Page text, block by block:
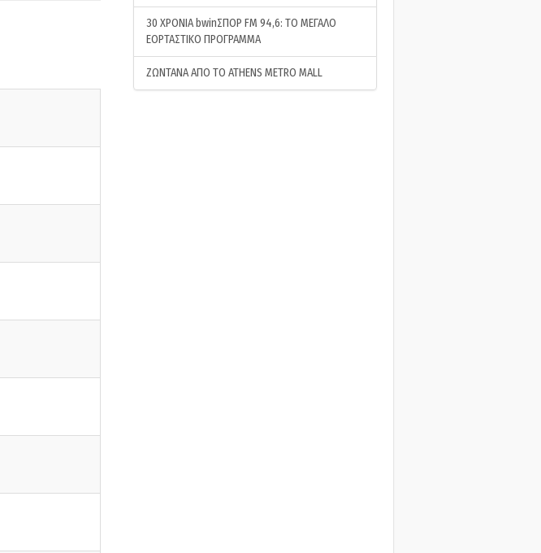
30 ΧΡΟΝΙΑ bwinΣΠΟΡ FM 94,6: ΤΟ ΜΕΓΑΛΟ
ΕΟΡΤΑΣΤΙΚΟ ΠΡΟΓΡΑΜΜΑ
ΖΩΝΤΑΝΑ ΑΠΟ ΤΟ ATHENS METRO MALL